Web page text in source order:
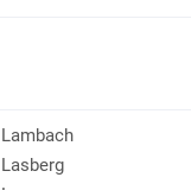
Lambach
Lasberg